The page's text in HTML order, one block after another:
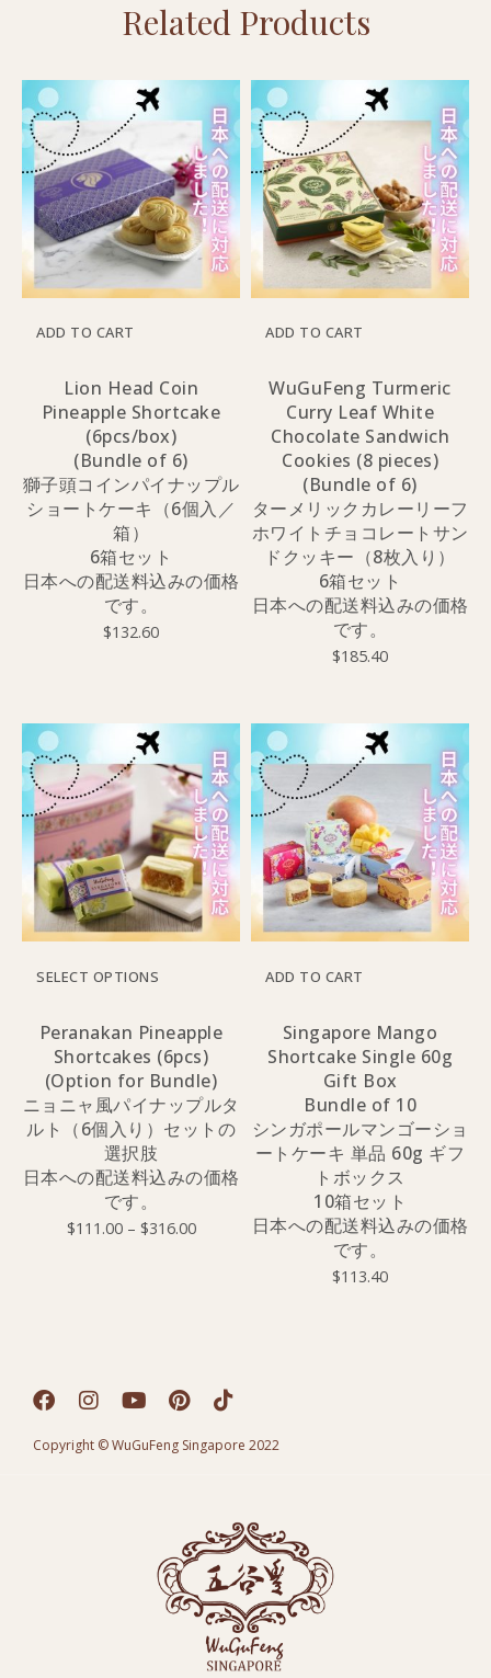
Related Products
ADD TO CART
Lion Head Coin
Pineapple Shortcake
(6pcs/box)
(Bundle of 6)
獅子頭コインパイナップル
ショートケーキ（6個入／
箱）
6箱セット
日本への配送料込みの価格
です。
$132.60
ADD TO CART
WuGuFeng Turmeric
Curry Leaf White
Chocolate Sandwich
Cookies (8 pieces)
(Bundle of 6)
ターメリックカレーリーフ
ホワイトチョコレートサン
ドクッキー（8枚入り）
6箱セット
日本への配送料込みの価格
です。
$185.40
SELECT OPTIONS
Peranakan Pineapple
Shortcakes (6pcs)
(Option for Bundle)
ニョニャ風パイナップルタ
ルト（6個入り）セットの
選択肢
日本への配送料込みの価格
です。
$111.00 – $316.00
ADD TO CART
Singapore Mango
Shortcake Single 60g
Gift Box
Bundle of 10
シンガポールマンゴーショ
ートケーキ 単品 60g ギフ
トボックス
10箱セット
日本への配送料込みの価格
です。
$113.40
Copyright © WuGuFeng Singapore 2022